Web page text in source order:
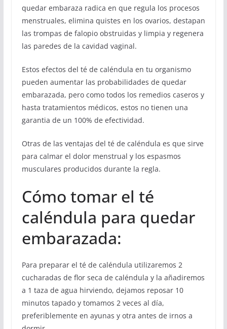
quedar embaraza radica en que regula los procesos
menstruales, elimina quistes en los ovarios, destapan
las trompas de falopio obstruidas y limpia y regenera
las paredes de la cavidad vaginal.
Estos efectos del té de caléndula en tu organismo
pueden aumentar las probabilidades de quedar
embarazada, pero como todos los remedios caseros y
hasta tratamientos médicos, estos no tienen una
garantia de un 100% de efectividad.
Otras de las ventajas del té de caléndula es que sirve
para calmar el dolor menstrual y los espasmos
musculares producidos durante la regla.
Cómo tomar el té
caléndula para quedar
embarazada:
Para preparar el té de caléndula utilizaremos 2
cucharadas de flor seca de caléndula y la añadiremos
a 1 taza de agua hirviendo, dejamos reposar 10
minutos tapado y tomamos 2 veces al día,
preferiblemente en ayunas y otra antes de irnos a